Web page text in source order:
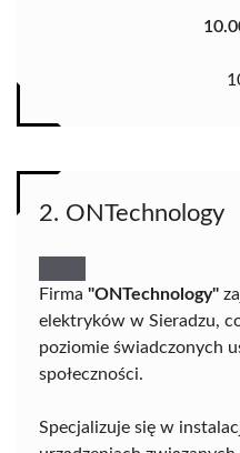
2. ONTechnology
Firma "ONTechnology"
elektryków w Sieradzu,
poziomie świadczonych
społeczności.
Specjalizuje się w